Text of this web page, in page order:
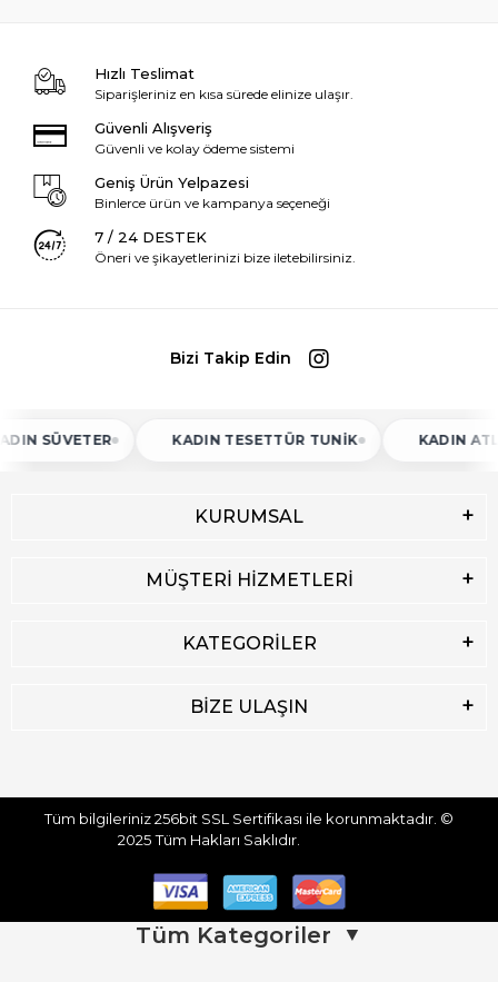
Hızlı Teslimat
Siparişleriniz en kısa sürede elinize ulaşır.
Güvenli Alışveriş
Güvenli ve kolay ödeme sistemi
Geniş Ürün Yelpazesi
Binlerce ürün ve kampanya seçeneği
7 / 24 DESTEK
Öneri ve şikayetlerinizi bize iletebilirsiniz.
Bizi Takip Edin
KADIN TESETTÜR TUNIK KADIN ATLET
KURUMSAL
MÜŞTERİ HİZMETLERİ
KATEGORİLER
BİZE ULAŞIN
Tüm bilgileriniz 256bit SSL Sertifikası ile korunmaktadır. ©
2025Tüm Hakları Saklıdır.
Tüm Kategoriler ▼